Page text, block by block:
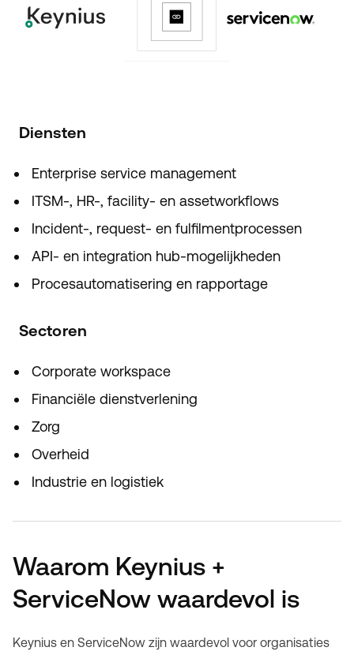
Diensten
Enterprise service management
ITSM-, HR-, facility- en assetworkflows
Incident-, request- en fulfilmentprocessen
API- en integration hub-mogelijkheden
Procesautomatisering en rapportage
Sectoren
Corporate workspace
Financiële dienstverlening
Zorg
Overheid
Industrie en logistiek
Waarom Keynius +
ServiceNow waardevol is
Keynius en ServiceNow zijn waardevol voor organisaties